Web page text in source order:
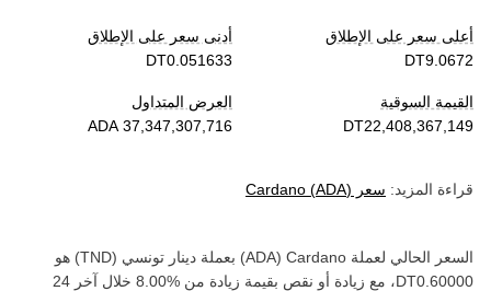
أعلى سعر على الإطلاق
أدنى سعر على الإطلاق
القيمة السوقية
العرض المتداول
قراءة المزيد: سعر Cardano (ADA)
السعر الحالي لعملة ‏ Cardano
(‏
ADA) بعملة ‏ دينار تونسي (‏
TND) هو
، مع زيادة أو نقص بقيمة ‏ زيادة من ‏
خلال آخر 24